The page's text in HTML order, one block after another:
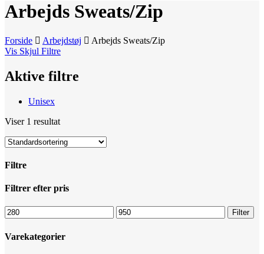
Arbejds Sweats/Zip
Forside Arbejdstøj
Arbejds Sweats/Zip
Vis Skjul Filtre
Aktive filtre
Unisex
Viser 1 resultat
Filtre
Luk
Filtrer efter pris
Mindste
pris
Højeste
pris
Filter
Varekategorier